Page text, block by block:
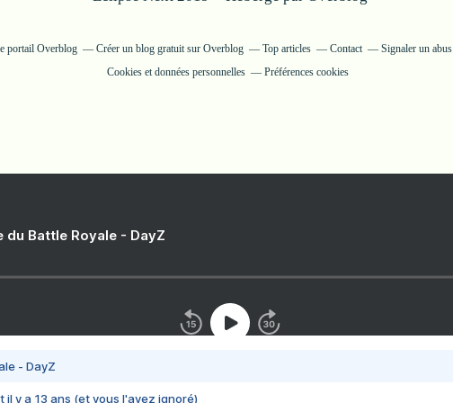
portail Overblog Créer un blog gratuit sur Overblog Top articles Contact Signaler un abus
Cookies et données personnelles
Préférences cookies
du Battle Royale - DayZ
- DayZ
y a 13 ans (et vous l'avez ignoré)